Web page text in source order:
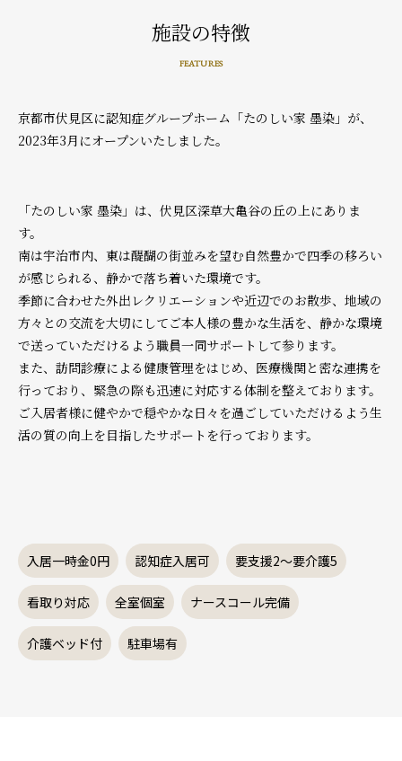
施設の特徴
FEATURES
京都市伏見区に認知症グループホーム「たのしい家 墨染」が、
2023年3月にオープンいたしました。
「たのしい家 墨染」は、伏見区深草大亀谷の丘の上にありま
す。
南は宇治市内、東は醍醐の街並みを望む自然豊かで四季の移ろい
が感じられる、静かで落ち着いた環境です。
季節に合わせた外出レクリエーションや近辺でのお散歩、地域の
方々との交流を大切にしてご本人様の豊かな生活を、静かな環境
で送っていただけるよう職員一同サポートして参ります。
また、訪問診療による健康管理をはじめ、医療機関と密な連携を
行っており、緊急の際も迅速に対応する体制を整えております。
ご入居者様に健やかで穏やかな日々を過ごしていただけるよう生
活の質の向上を目指したサポートを行っております。
入居一時金0円 認知症入居可 要支援2～要介護5
看取り対応 全室個室 ナースコール完備
介護ベッド付 駐車場有